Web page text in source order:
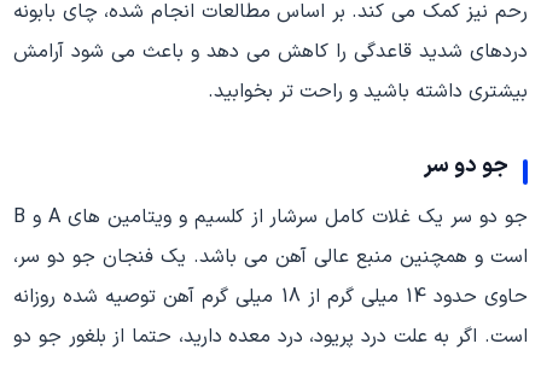
رحم نیز کمک می کند. بر اساس مطالعات انجام شده، چای بابونه
دردهای شدید قاعدگی را کاهش می دهد و باعث می شود آرامش
بیشتری داشته باشید و راحت تر بخوابید.
جو دو سر
جو دو سر یک غلات کامل سرشار از کلسیم و ویتامین های A و B
است و همچنین منبع عالی آهن می باشد. یک فنجان جو دو سر،
حاوی حدود 14 میلی گرم از 18 میلی گرم آهن توصیه شده روزانه
است. اگر به علت درد پریود، درد معده دارید، حتما از بلغور جو دو